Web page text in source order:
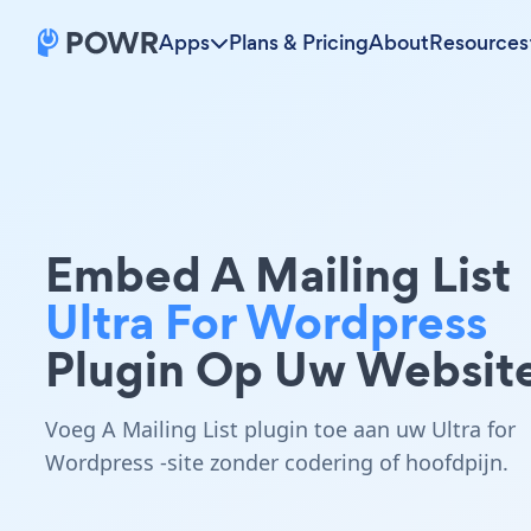
Apps Plans & PricingAboutResources
Embed A Mailing List
Ultra For Wordpress
Plugin Op Uw
Voeg A Mailing List plugin toe aan uw Ultra for
Wordpress -site zonder codering of hoofdpijn.